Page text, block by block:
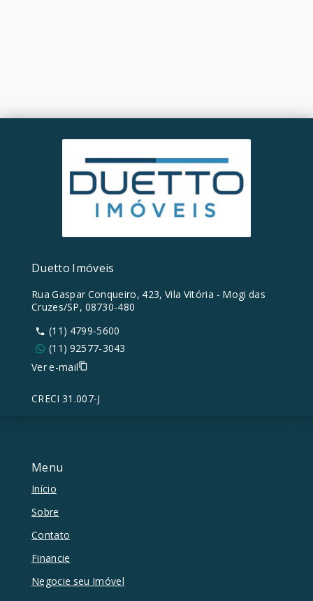
Menu
Início
Sobre
Contato
Financie
Negocie seu Imóvel
Duetto Imóveis
Rua Gaspar Conqueiro, 423, Vila Vitória - Mogi das
Cruzes/SP, 08730-480
(11) 4799-5600
(11) 92577-3043
Ver e-mail
CRECI 31.007-J